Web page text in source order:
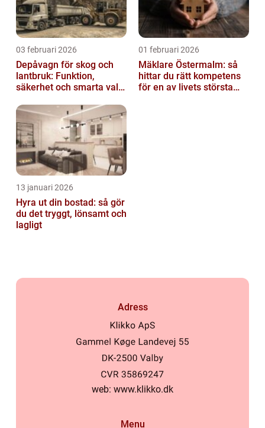
03 februari 2026
Depåvagn för skog och
lantbruk: Funktion,
säkerhet och smarta val
01 februari 2026
Mäklare Östermalm: så
hittar du rätt kompetens
för en av livets största
13 januari 2026
Hyra ut din bostad: så gör
du det tryggt, lönsamt och
lagligt
Adress
web: www.klikko.dk
Menu